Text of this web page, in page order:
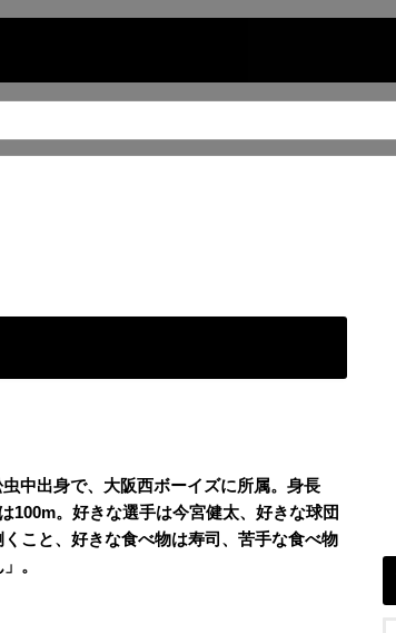
中出身で、大阪西ボーイズに所属。身長
100m。好きな選手は今宮健太、好きな球団
こと、好きな食べ物は寿司、苦手な食べ物
。